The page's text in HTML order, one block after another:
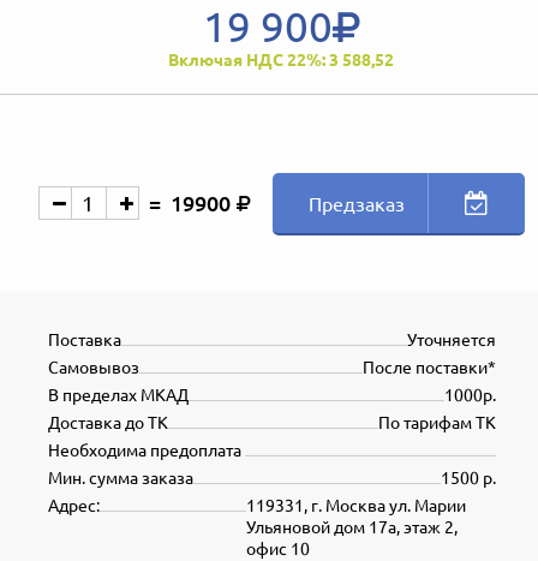
19 900
Включая НДС 22%: 3 588,52
19900 Предзаказ
Уточняется
Поставка
После поставки*
Самовывоз
1000р.
В пределах МКАД
По тарифам ТК
Доставка до ТК
Необходима предоплата
1500 р.
Мин. сумма заказа
119331, г. Москва ул. Марии
Ульяновой дом 17а, этаж 2,
офис 10
Адрес: